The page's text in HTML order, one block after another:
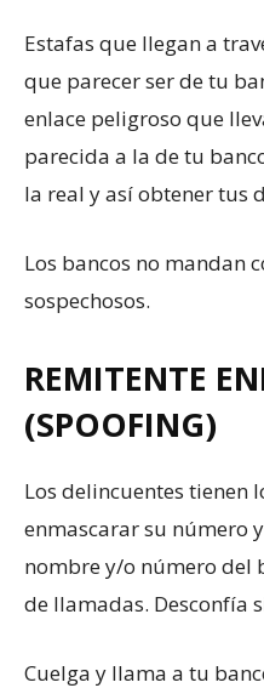
Estafas que llegan a
que parecer ser de tu
enlace peligroso que
parecida a la de tu
la real y así obtener tus
Los bancos no mandan
sospechosos.
REMITENTE
(SPOOFING)
Los delincuentes tienen
enmascarar su número
nombre y/o número del
de llamadas. Desconfía
Cuelga y llama a tu